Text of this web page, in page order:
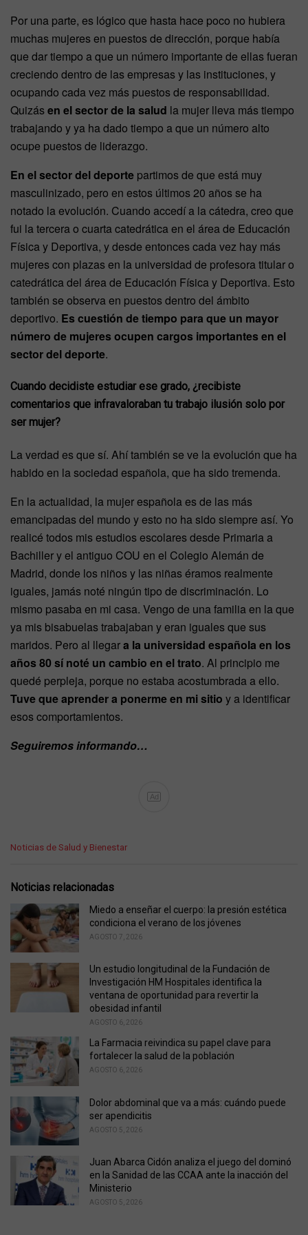
Por una parte, es lógico que hasta hace poco no hubiera
muchas mujeres en puestos de dirección, porque había
que dar tiempo a que un número importante de ellas fueran
creciendo dentro de las empresas y las instituciones, y
ocupando cada vez más puestos de responsabilidad.
Quizásen el sector de la salud la mujer lleva más tiempo
trabajando y ya ha dado tiempo a que un número alto
ocupe puestos de liderazgo.
En el sector del deporte partimos de que está muy
masculinizado, pero en estos últimos 20 años se ha
notado la evolución. Cuando accedí a la cátedra, creo que
fui la tercera o cuarta catedrática en el área de Educación
Física y Deportiva, y desde entonces cada vez hay más
mujeres con plazas en la universidad de profesora titular o
catedrática del área de Educación Física y Deportiva. Esto
también se observa en puestos dentro del ámbito
deportivo. Es cuestión de tiempo para que un mayor
número de mujeres ocupen cargos importantes en el
sector del deporte.
Cuando decidiste estudiar ese grado, ¿recibiste
comentarios que infravaloraban tu trabajo ilusión solo por
ser mujer?
La verdad es que sí. Ahí también se ve la evolución que ha
habido en la sociedad española, que ha sido tremenda.
En la actualidad, la mujer española es de las más
emancipadas del mundo y esto no ha sido siempre así. Yo
realicé todos mis estudios escolares desde Primaria a
Bachiller y el antiguo COU en el Colegio Alemán de
Madrid, donde los niños y las niñas éramos realmente
iguales, jamás noté ningún tipo de discriminación. Lo
mismo pasaba en mi casa. Vengo de una familia en la que
ya mis bisabuelas trabajaban y eran iguales que sus
maridos. Pero al llegara la universidad española en los
años 80 sí noté un cambio en el trato. Al principio me
quedé perpleja, porque no estaba acostumbrada a ello.
Tuve que aprender a ponerme en mi sitio y a identificar
esos comportamientos.
Seguiremos informando…
Ad
C
e
r
e
Noticias de Salud y Bienestar
Noticias relacionadas
Miedo a enseñar el cuerpo: la presión estética
condiciona el verano de los jóvenes
AGOSTO 7, 2026
Un estudio longitudinal de la Fundación de
Investigación HM Hospitales identifica la
ventana de oportunidad para revertir la
obesidad infantil
AGOSTO 6, 2026
La Farmacia reivindica su papel clave para
fortalecer la salud de la población
AGOSTO 6, 2026
Dolor abdominal que va a más: cuándo puede
ser apendicitis
AGOSTO 5, 2026
Juan Abarca Cidón analiza el juego del dominó
en la Sanidad de las CCAA ante la inacción del
Ministerio
AGOSTO 5, 2026